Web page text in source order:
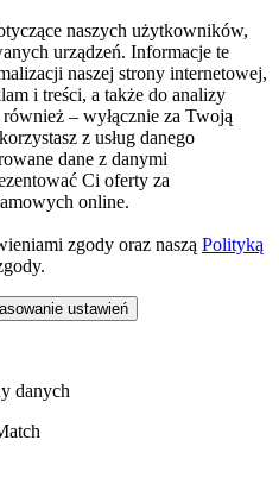
naszych użytkowników,
urządzeń. Informacje te
naszej strony internetowej,
i treści, a także do analizy
– wyłącznie za Twoją
z usług danego
dane z danymi
Ci oferty za
online.
zgody oraz naszą Polityką
ustawień
danych